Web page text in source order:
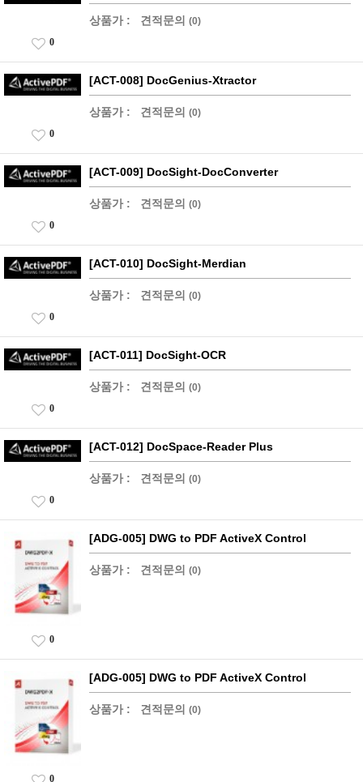
상품가 : 견적문의 (0)
0
[ACT-008] DocGenius-Xtractor
상품가 : 견적문의 (0)
0
[ACT-009] DocSight-DocConverter
상품가 : 견적문의 (0)
0
[ACT-010] DocSight-Merdian
상품가 : 견적문의 (0)
0
[ACT-011] DocSight-OCR
상품가 : 견적문의 (0)
0
[ACT-012] DocSpace-Reader Plus
상품가 : 견적문의 (0)
0
[ADG-005] DWG to PDF ActiveX Control
상품가 : 견적문의 (0)
0
[ADG-005] DWG to PDF ActiveX Control
상품가 : 견적문의 (0)
0